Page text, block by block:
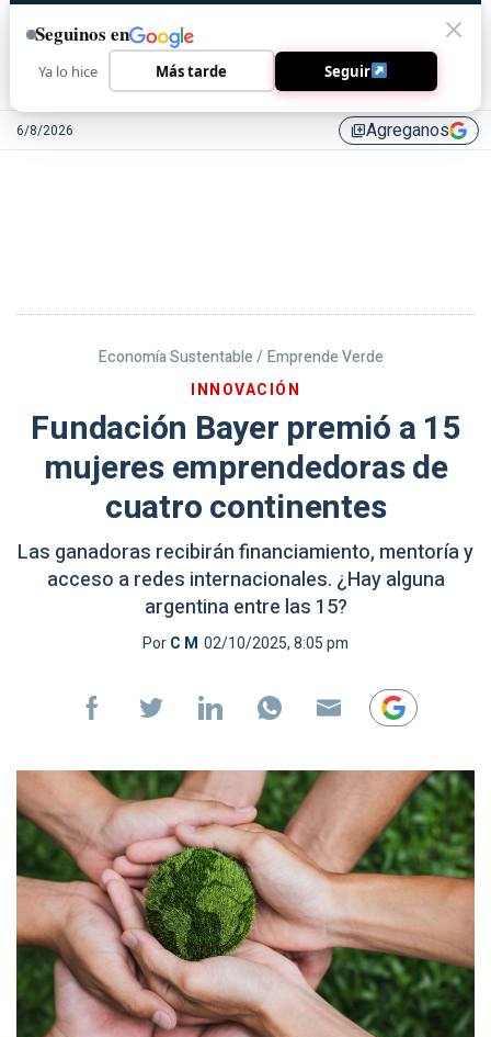
6/8/2026 library_addAgreganos
Economía Sustentable / Emprende Verde
INNOVACIÓN
Fundación Bayer premió a 15
mujeres emprendedoras de
cuatro continentes
Las ganadoras recibirán financiamiento, mentoría y
acceso a redes internacionales. ¿Hay alguna
argentina entre las 15?
PorC M 02/10/2025, 8:05 pm
Seguinos en
Ya lo hice Más tarde Seguir